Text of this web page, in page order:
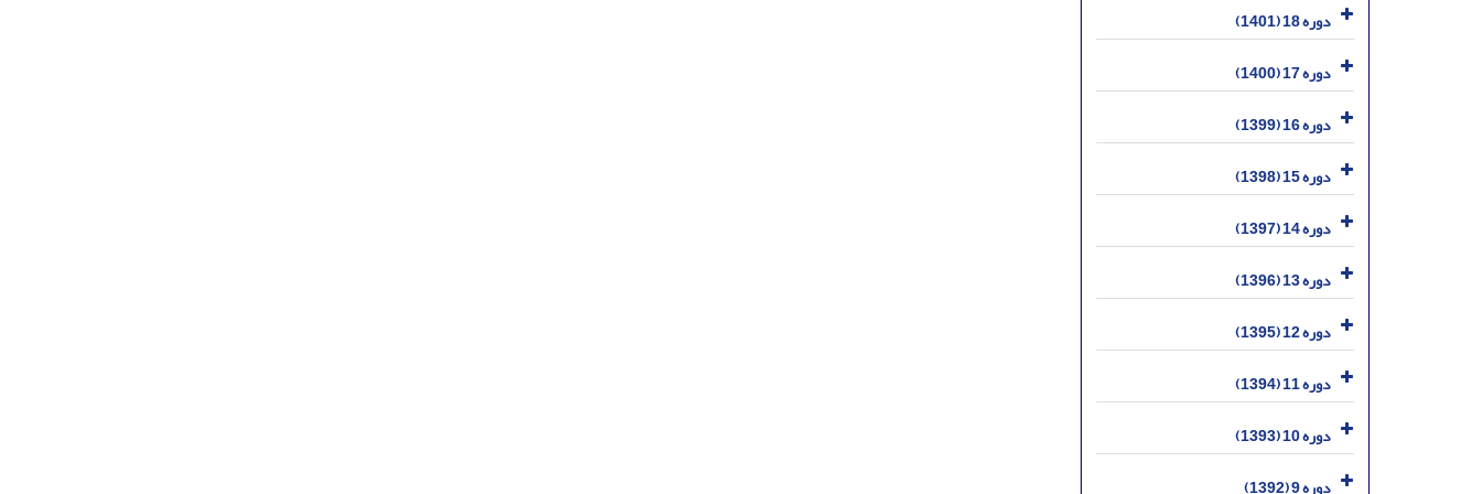
دوره 18 (1401)
دوره 17 (1400)
دوره 16 (1399)
دوره 15 (1398)
دوره 14 (1397)
دوره 13 (1396)
دوره 12 (1395)
دوره 11 (1394)
دوره 10 (1393)
دوره 9 (1392)